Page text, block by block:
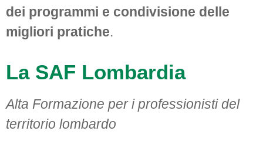
dei programmi e condivisione delle
migliori pratiche.
La SAF Lombardia
Alta Formazione per i professionisti del
territorio lombardo